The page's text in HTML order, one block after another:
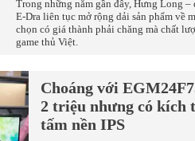
Trong những năm gần đây, Hưng Long
E-Dra liên tục mở rộng dải sản phẩm về
chọn có giá thành phải chăng mà chất
game thủ Việt.
Choáng với
2 triệu nhưng có kích
tấm nền IPS